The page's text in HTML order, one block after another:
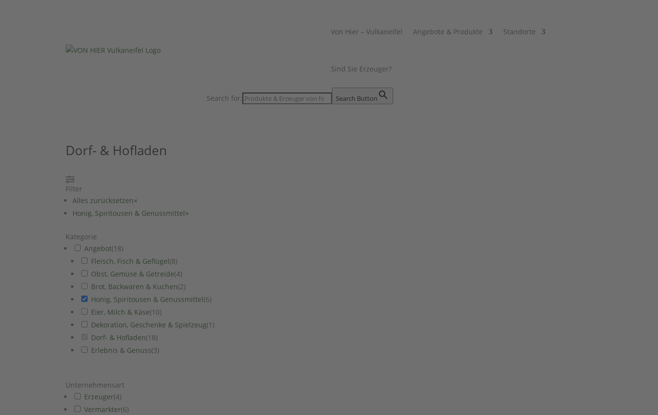
Von Hier – Vulkaneifel Angebote & Produkte Standorte
Sind Sie Erzeuger?
Search for: Search Button
Dorf- & Hofladen
Filter
Alles zurücksetzen×
Honig, Spiritousen & Genussmittel×
Kategorie
Angebot(18)
Fleisch, Fisch & Geflügel(8)
Obst, Gemüse & Getreide(4)
Brot, Backwaren & Kuchen(2)
Honig, Spiritousen & Genussmittel(6)
Eier, Milch & Käse(10)
Dekoration, Geschenke & Spielzeug(1 )
Dorf- & Hofladen(18)
Erlebnis & Genuss(3)
Unternehmensart
Erzeuger(4)
Vermarkter(6)